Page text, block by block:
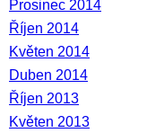
Prosinec 2014
Říjen 2014
Květen 2014
Duben 2014
Říjen 2013
Květen 2013